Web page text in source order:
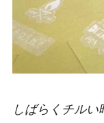
しばらくチルい